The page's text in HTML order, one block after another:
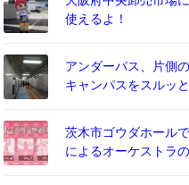
使えるよ！
アンダーパス、片側
キャンパスをスルッと
茨木市ゴウダホール
によるオーケストラ